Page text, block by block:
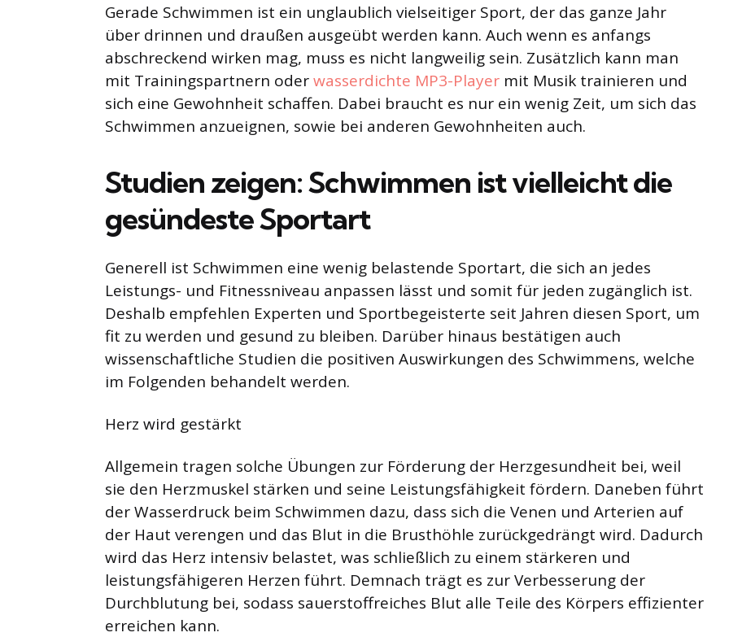
Gerade Schwimmen ist ein unglaublich vielseitiger Sport, der das ganze Jahr
über drinnen und draußen ausgeübt werden kann. Auch wenn es anfangs
abschreckend wirken mag, muss es nicht langweilig sein. Zusätzlich kann man
mit Trainingspartnern oderwasserdichte MP3-Player mit Musik trainieren und
sich eine Gewohnheit schaffen. Dabei braucht es nur ein wenig Zeit, um sich das
Schwimmen anzueignen, sowie bei anderen Gewohnheiten auch.
Studien zeigen: Schwimmen ist vielleicht die
gesündeste Sportart
Generell ist Schwimmen eine wenig belastende Sportart, die sich an jedes
Leistungs- und Fitnessniveau anpassen lässt und somit für jeden zugänglich ist.
Deshalb empfehlen Experten und Sportbegeisterte seit Jahren diesen Sport, um
fit zu werden und gesund zu bleiben. Darüber hinaus bestätigen auch
wissenschaftliche Studien die positiven Auswirkungen des Schwimmens, welche
im Folgenden behandelt werden.
Herz wird gestärkt
Allgemein tragen solche Übungen zur Förderung der Herzgesundheit bei, weil
sie den Herzmuskel stärken und seine Leistungsfähigkeit fördern. Daneben führt
der Wasserdruck beim Schwimmen dazu, dass sich die Venen und Arterien auf
der Haut verengen und das Blut in die Brusthöhle zurückgedrängt wird. Dadurch
wird das Herz intensiv belastet, was schließlich zu einem stärkeren und
leistungsfähigeren Herzen führt. Demnach trägt es zur Verbesserung der
Durchblutung bei, sodass sauerstoffreiches Blut alle Teile des Körpers effizienter
erreichen kann.